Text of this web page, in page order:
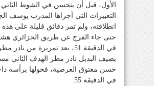
الأول، قبل أن يتحسن في الشوط الثاني
التغييرات التي أجراها المدرب يوسف
انطلاقته، ولم تمر دقائق قليلة على هذه
حتى جاء الفرج عن طريق الحزائري
في الدقيقة 51، بعد تمريرة من
يضيف البديل نادر مطر الهدف الثاني
حسن معتوق العرصية، فحولها برأسه
في الدقيقة 55.